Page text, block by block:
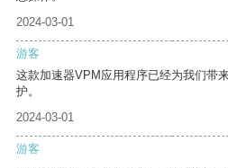
2024-03-01
游客
这款加速器VPM应用程序已经为我们带
护。
2024-03-01
游客